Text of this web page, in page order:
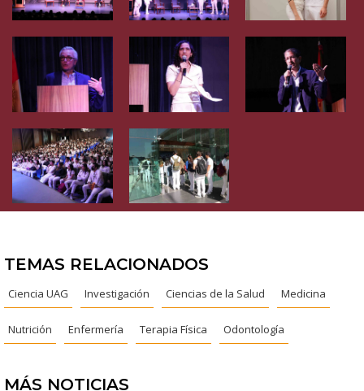
TEMAS RELACIONADOS
Ciencia UAG Investigación Ciencias de la Salud Medicina
Nutrición Enfermería Terapia Física Odontología
MÁS NOTICIAS